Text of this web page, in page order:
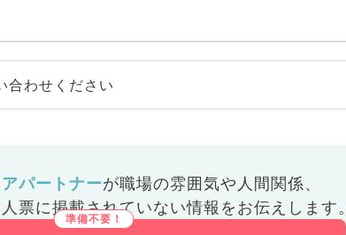
合わせください
パートナーが職場の雰囲気や人間関係、
票に掲載されていない情報をお伝えします。